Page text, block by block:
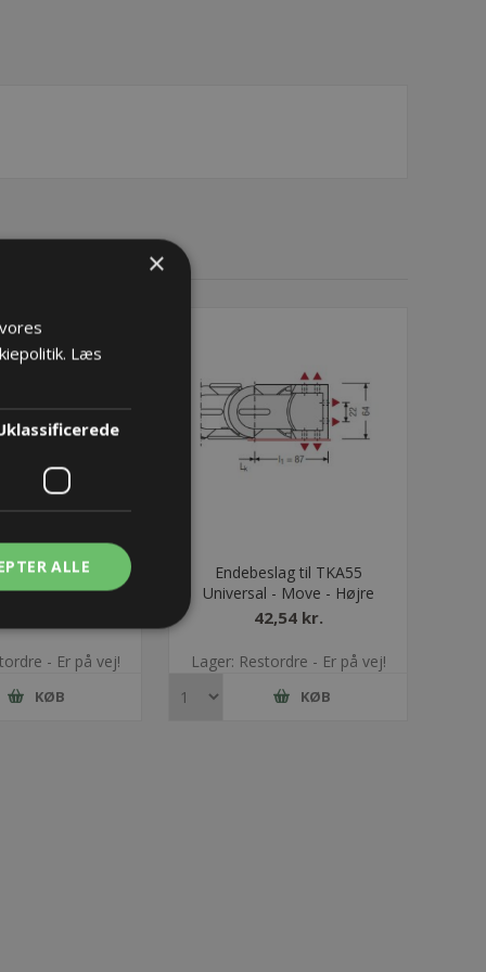
til TKA55
- Bredde =
- Er på vej!
KØB
Endebeslag til TKA55
Universal - Move - Højre
42,54 kr.
Lager: Restordre - Er på vej!
KØB
×
Læs
ALLE